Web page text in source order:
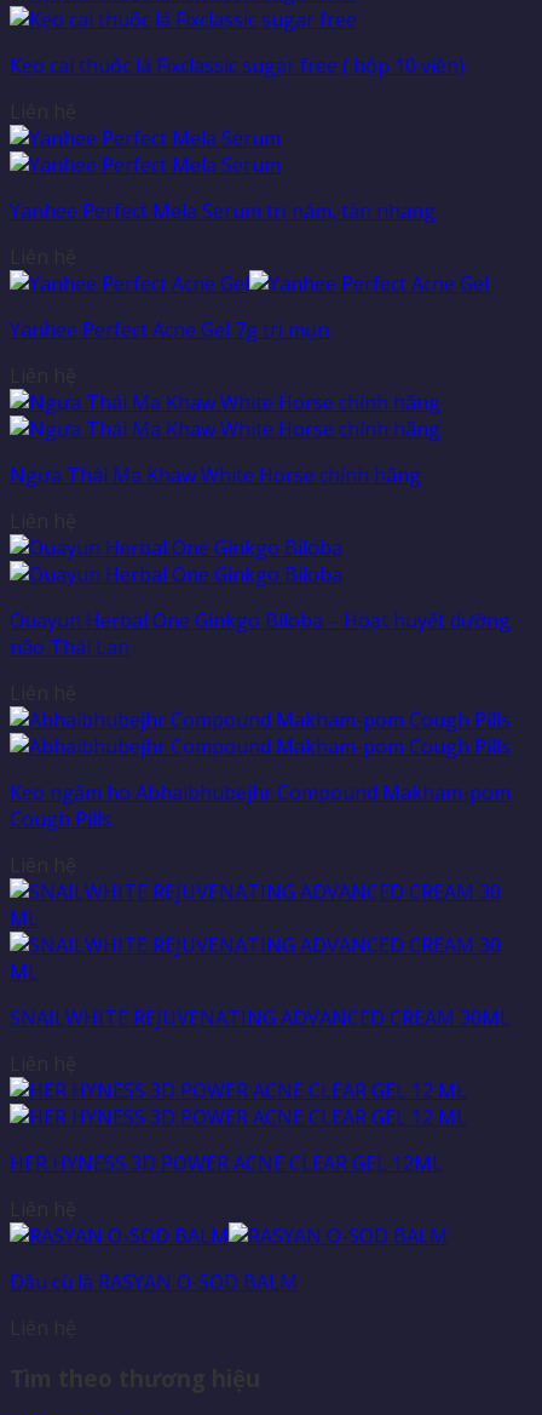
Kẹo cai thuốc lá Fixclassic sugar free ( hộp 10 viên)
Yanhee Perfect Mela Serum trị nám, tàn nhang
Yanhee Perfect Acne Gel 7g trị mụn
Ngựa Thái Ma Khaw White Horse chính hãng
Ouayun Herbal One Ginkgo Biloba – Hoạt huyết dưỡng
não Thái Lan
Kẹo ngậm ho Abhaibhubejhr Compound Makham-pom
Cough Pills
SNAILWHITE REJUVENATING ADVANCED CREAM 30ML
HER HYNESS 3D POWER ACNE CLEAR GEL 12ML
Dầu cù là RASYAN O-SOD BALM